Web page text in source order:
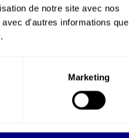
de notre site avec nos
d'autres informations que
Marketing
Tres dimensiones
(OKR centrados en
y el tiempo,
innecesarias.